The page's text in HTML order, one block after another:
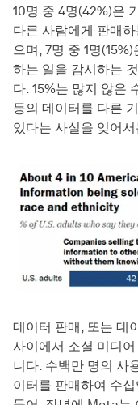
10명 중 4명(42%)은
다른 사람에게 판매
으며, 7명 중 1명
하는 일을 감시하는
다. 15%는 많지 않은
등의 데이터를 다른
있다는 사실을 잊어
데이터 판매, 또는 데
사이에서 소셜 미디
니다. 수백만 명의 사
이터를 판매하여 수